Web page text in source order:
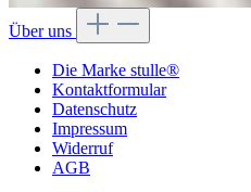
Über uns
Die Marke stulle®
Kontaktformular
Datenschutz
Impressum
Widerruf
AGB